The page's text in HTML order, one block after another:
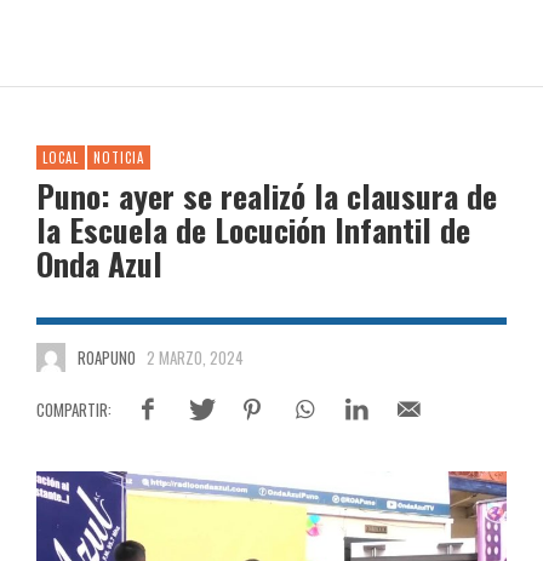
LOCAL NOTICIA
Puno: ayer se realizó la clausura de
la Escuela de Locución Infantil de
Onda Azul
ROAPUNO 2 MARZO, 2024